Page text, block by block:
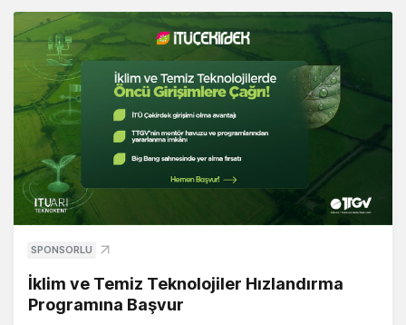
SPONSORLU
İklim ve Temiz Teknolojiler Hızlandırma
Programına Başvur